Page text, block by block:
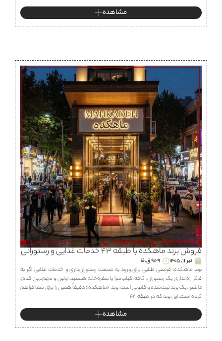
مشاهده
فروش برند ماهكده با طبقه ۴۳ خدمات غذایی و رستورانی
تیر 11, 1405
9:29 ق.ظ
برند ماهكده؛ فرصتی طلایی برای ورود به صنعت رستوران‌داری و خدمات غذایی اگر به
فکر راه‌اندازی یک رستوران، كافه، كباب‌سرا یا سفره‌خانه هستید، اولین و مهم‌ترین قدم،
داشتن یک برند ثبت‌شده و قانونی است. برند «ماهكده» دقیقاً همین را برای شما فراهم
کرده است. این برند که در طبقه ۴۳
مشاهده